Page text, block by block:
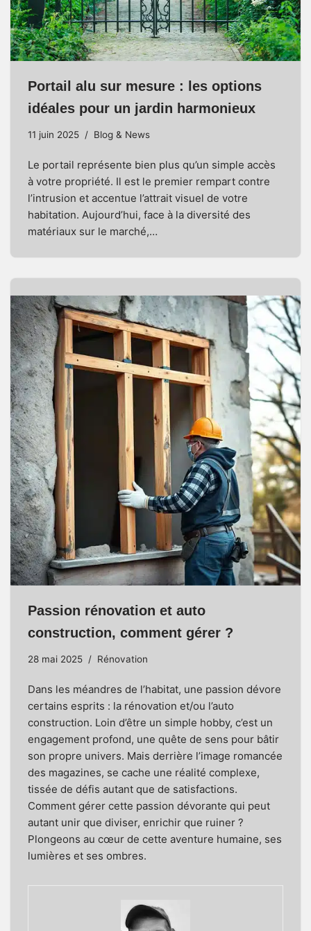
Portail alu sur mesure : les options
idéales pour un jardin harmonieux
11 juin 2025 Blog & News
Le portail représente bien plus qu’un simple accès
à votre propriété. Il est le premier rempart contre
l’intrusion et accentue l’attrait visuel de votre
habitation. Aujourd’hui, face à la diversité des
matériaux sur le marché,…
Passion rénovation et auto
construction, comment gérer ?
28 mai 2025 Rénovation
Dans les méandres de l’habitat, une passion dévore
certains esprits : la rénovation et/ou l’auto
construction. Loin d’être un simple hobby, c’est un
engagement profond, une quête de sens pour bâtir
son propre univers. Mais derrière l’image romancée
des magazines, se cache une réalité complexe,
tissée de défis autant que de satisfactions.
Comment gérer cette passion dévorante qui peut
autant unir que diviser, enrichir que ruiner ?
Plongeons au cœur de cette aventure humaine, ses
lumières et ses ombres.